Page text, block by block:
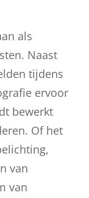
als
Naast
tijdens
ervoor
bewerkt
Of het
van
van